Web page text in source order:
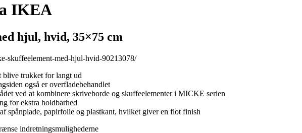
IKEA
hjul, hvid, 35×75 cm
skuffeelement-med-hjul-hvid-90213078/
blive trukket for langt ud
også er overfladebehandlet
ved at kombinere skriveborde og skuffeelementer i MICKE serien
for ekstra holdbarhed
spånplade, papirfolie og plastkant, hvilket giver en flot finish
indretningsmulighederne